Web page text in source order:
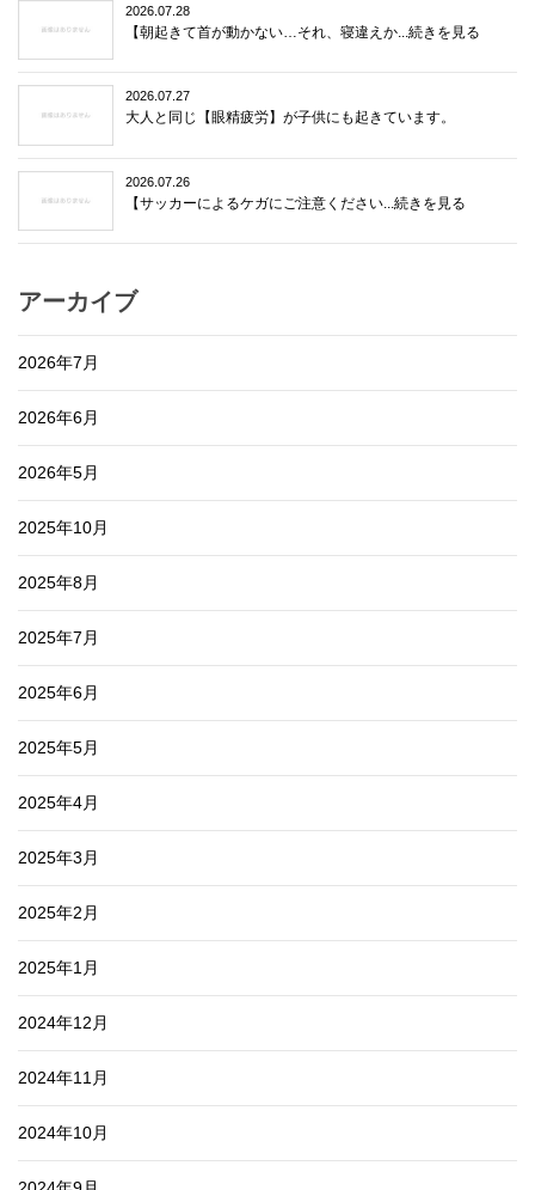
2026.07.28
【朝起きて首が動かない…それ、寝違えか...続きを見る
2026.07.27
大人と同じ【眼精疲労】が子供にも起きています。
2026.07.26
【サッカーによるケガにご注意ください...続きを見る
アーカイブ
2026年7月
2026年6月
2026年5月
2025年10月
2025年8月
2025年7月
2025年6月
2025年5月
2025年4月
2025年3月
2025年2月
2025年1月
2024年12月
2024年11月
2024年10月